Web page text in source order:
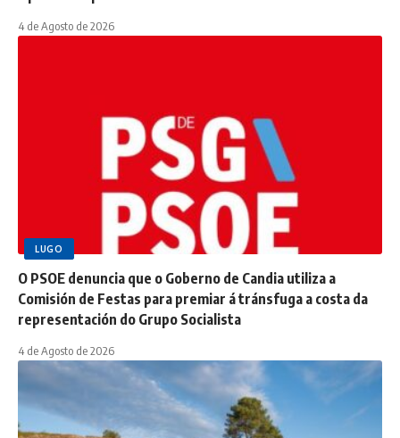
4 de Agosto de 2026
LUGO
O PSOE denuncia que o Goberno de Candia utiliza a
Comisión de Festas para premiar á tránsfuga a costa da
representación do Grupo Socialista
4 de Agosto de 2026